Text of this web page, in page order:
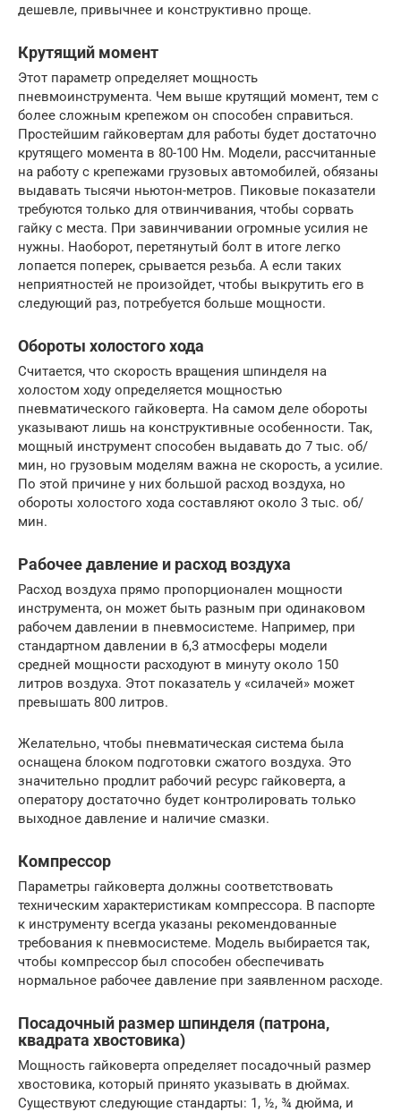
дешевле, привычнее и конструктивно проще.
Крутящий момент
Этот параметр определяет мощность
пневмоинструмента. Чем выше крутящий момент, тем с
более сложным крепежом он способен справиться.
Простейшим гайковертам для работы будет достаточно
крутящего момента в 80-100 Нм. Модели, рассчитанные
на работу с крепежами грузовых автомобилей, обязаны
выдавать тысячи ньютон-метров. Пиковые показатели
требуются только для отвинчивания, чтобы сорвать
гайку с места. При завинчивании огромные усилия не
нужны. Наоборот, перетянутый болт в итоге легко
лопается поперек, срывается резьба. А если таких
неприятностей не произойдет, чтобы выкрутить его в
следующий раз, потребуется больше мощности.
Обороты холостого хода
Считается, что скорость вращения шпинделя на
холостом ходу определяется мощностью
пневматического гайковерта. На самом деле обороты
указывают лишь на конструктивные особенности. Так,
мощный инструмент способен выдавать до 7 тыс. об/
мин, но грузовым моделям важна не скорость, а усилие.
По этой причине у них большой расход воздуха, но
обороты холостого хода составляют около 3 тыс. об/
мин.
Рабочее давление и расход воздуха
Расход воздуха прямо пропорционален мощности
инструмента, он может быть разным при одинаковом
рабочем давлении в пневмосистеме. Например, при
стандартном давлении в 6,3 атмосферы модели
средней мощности расходуют в минуту около 150
литров воздуха. Этот показатель у «силачей» может
превышать 800 литров.
Желательно, чтобы пневматическая система была
оснащена блоком подготовки сжатого воздуха. Это
значительно продлит рабочий ресурс гайковерта, а
оператору достаточно будет контролировать только
выходное давление и наличие смазки.
Компрессор
Параметры гайковерта должны соответствовать
техническим характеристикам компрессора. В паспорте
к инструменту всегда указаны рекомендованные
требования к пневмосистеме. Модель выбирается так,
чтобы компрессор был способен обеспечивать
нормальное рабочее давление при заявленном расходе.
Посадочный размер шпинделя (патрона,
квадрата хвостовика)
Мощность гайковерта определяет посадочный размер
хвостовика, который принято указывать в дюймах.
Существуют следующие стандарты: 1, ½, ¾ дюйма, и